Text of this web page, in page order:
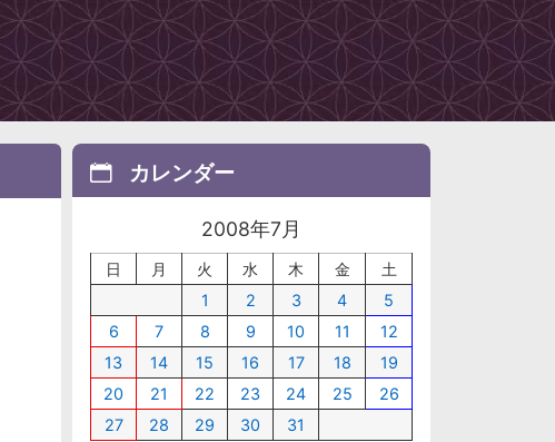
カレンダー
2008年7月
日 月 火 水 木 金
土
1
2 3 4
5
6
7 8 9 10 11
12
13
14 15 16 17 18
19
20
21 22 23 24 25
26
27
28 29 30 31